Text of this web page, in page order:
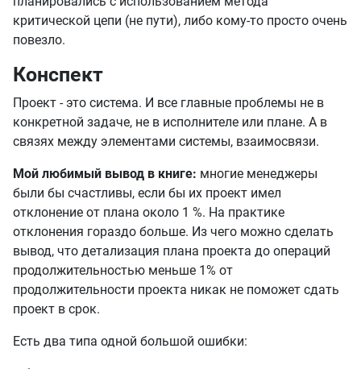
критической цепи (не пути), либо кому-то просто очень
повезло.
Конспект
Проект - это система. И все главные проблемы не в
конкретной задаче, не в исполнителе или плане. А в
связях между элементами системы, взаимосвязи.
Мой любимый вывод в книге: многие менеджеры
были бы счастливы, если бы их проект имел
отклонение от плана около 1 %. На практике
отклонения гораздо больше. Из чего можно сделать
вывод, что детализация плана проекта до операций
продолжительностью меньше 1% от
продолжительности проекта никак не поможет сдать
проект в срок.
Есть два типа одной большой ошибки: